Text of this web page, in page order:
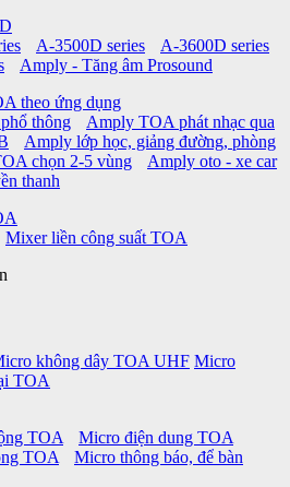
A-3500D series
A-3600D series
Amply - Tăng âm Prosound
theo ứng dụng
thông
Amply TOA phát nhạc qua
Amply lớp học, giảng đường, phòng
chọn 2-5 vùng
Amply oto - xe car
thanh
Mixer liền công suất TOA
không dây TOA UHF Micro
TOA
TOA
Micro điện dung TOA
TOA
Micro thông báo, để bàn